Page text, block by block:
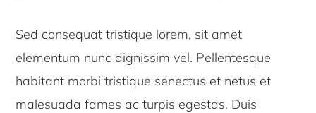
Sed consequat tristique lorem, sit amet
elementum nunc dignissim vel. Pellentesque
habitant morbi tristique senectus et netus et
malesuada fames ac turpis egestas. Duis